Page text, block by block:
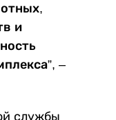
и
–
службы